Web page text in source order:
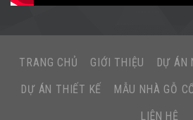
TRANG CHỦ GIỚI THIỆU
DỰ ÁN
DỰ ÁN THIẾT KẾ
MẪU NHÀ GỖ
LIÊN HỆ